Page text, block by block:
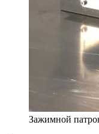
Зажимной